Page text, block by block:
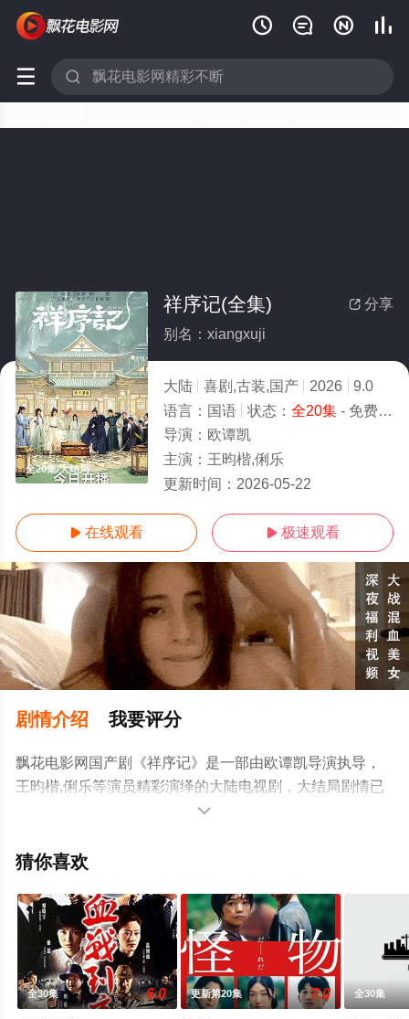
   
 
全20集/大结局
 分享
祥序记(全集)
别名：xiangxuji
大陆 喜剧,古装,国产 2026
9.0
语言： 国语 状态： 全20集- 免费在线观看
导演： 欧谭凯
主演： 王昀楷,俐乐
更新时间： 2026-05-22
 在线观看  极速观看
剧情介绍 我要评分
飘花电影网国产剧《祥序记》是一部由欧谭凯导演执导，
王昀楷,俐乐等演员精彩演绎的大陆电视剧，大结局剧情已
揭晓（全20集），手机免费观看高清未删减完整版电视剧
电视猫或剧情网等平台了解。

猜你喜欢
全30集 6.0 更新第20集 7.0 全30集